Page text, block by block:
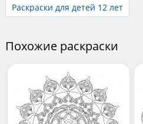
Раскраски для детей 12 лет
Похожие раскраски